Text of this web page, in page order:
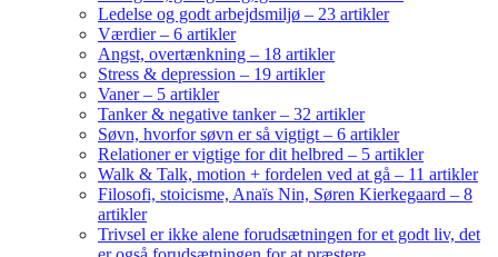
Ledelse og godt arbejdsmiljø – 23 artikler
Værdier – 6 artikler
Angst, overtænkning – 18 artikler
Stress & depression – 19 artikler
Vaner – 5 artikler
Tanker & negative tanker – 32 artikler
Søvn, hvorfor søvn er så vigtigt – 6 artikler
Relationer er vigtige for dit helbred – 5 artikler
Walk & Talk, motion + fordelen ved at gå – 11 artikler
Filosofi, stoicisme, Anaïs Nin, Søren Kierkegaard – 8
artikler
Trivsel er ikke alene forudsætningen for et godt liv, det